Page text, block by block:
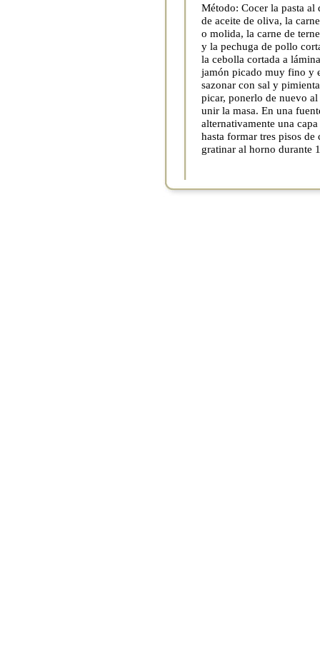
Método: Cocer la pasta al
de aceite de oliva, la
o molida, la carne de
y la pechuga de pollo
la cebolla cortada a
jamón picado muy fino y
sazonar con sal y
picar, ponerlo de nuevo
unir la masa. En una
alternativamente una
hasta formar tres pisos
gratinar al horno durante